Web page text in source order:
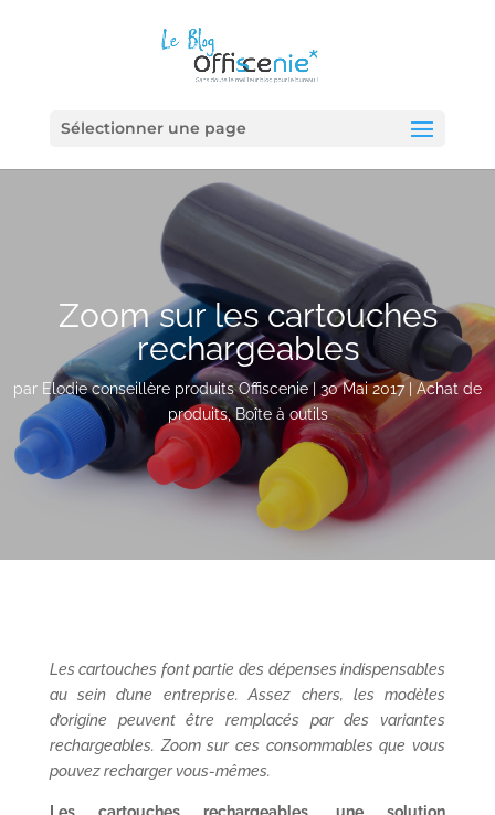
Sélectionner une page
Zoom sur les cartouches
rechargeables
par Elodie conseillère produits Offiscenie| 30 Mai 2017
Achat de
produits,Boîte à outils
Les cartouches font partie des dépenses indispensables
au sein d’une entreprise. Assez chers, les modèles
d’origine peuvent être remplacés par des variantes
rechargeables. Zoom sur ces consommables que vous
pouvez recharger vous-mêmes.